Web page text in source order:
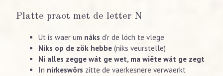
Platte praot met de letter N
Ut is waer um náks d’r de lóch te vlege
Niks op de zök hebbe (niks veurstelle)
Ni alles zegge wát ge wet, ma wiëte wát ge zegt
In nirkeswôrs zitte de vaerkesnere verwaerkt